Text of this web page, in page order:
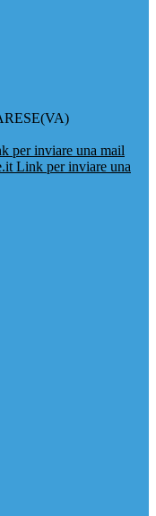
per inviare una mail
Link per inviare una